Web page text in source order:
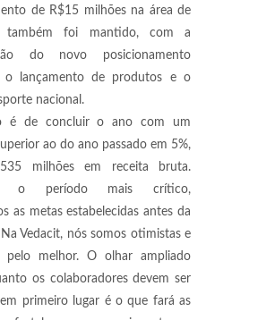
de R$15 milhões na área de
também foi mantido, com a
do novo posicionamento
o lançamento de produtos e o
nacional.
é de concluir o ano com um
ao do ano passado em 5%,
milhões em receita bruta.
o período mais crítico,
as metas estabelecidas antes da
Vedacit, nós somos otimistas e
pelo melhor. O olhar ampliado
os colaboradores devem ser
primeiro lugar é o que fará as